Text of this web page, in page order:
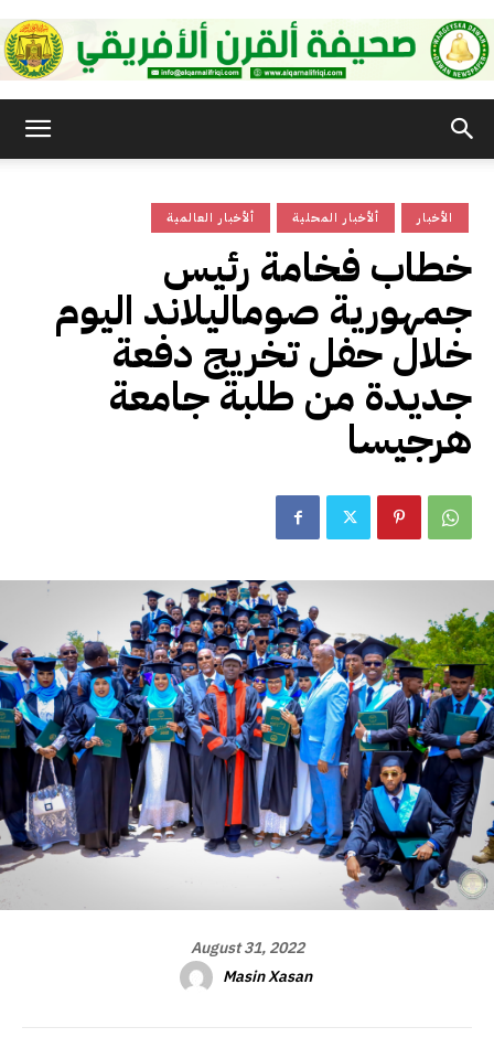
القرن
الأفريقي
ألأخبار العالمية ألأخبار المحلية الأخبار
خطاب فخامة رئيس
جمهورية صوماليلاند اليوم
خلال حفل تخريج دفعة
جديدة من طلبة جامعة
هرجيسا
August 31, 2022
Masin Xasan